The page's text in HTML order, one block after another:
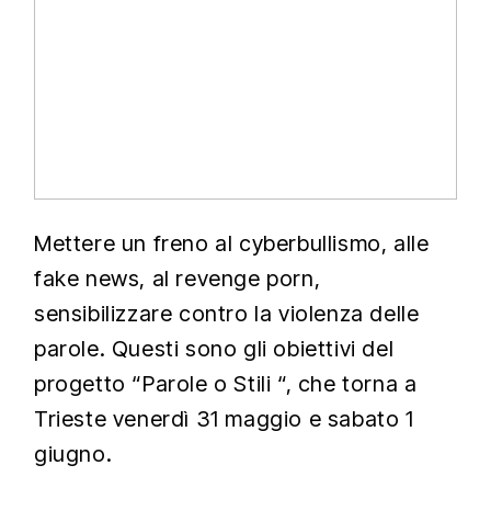
Mettere un freno al cyberbullismo, alle
fake news, al revenge porn,
sensibilizzare contro la violenza delle
parole. Questi sono gli obiettivi del
progetto “Parole o Stili “, che torna a
Trieste venerdì 31 maggio e sabato 1
giugno.